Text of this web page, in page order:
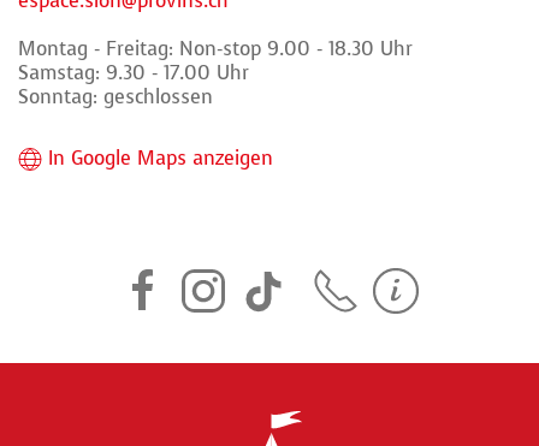
Montag - Freitag: Non-stop 9.00 - 18.30 Uhr
Samstag: 9.30 - 17.00 Uhr
Sonntag: geschlossen
In Google Maps anzeigen